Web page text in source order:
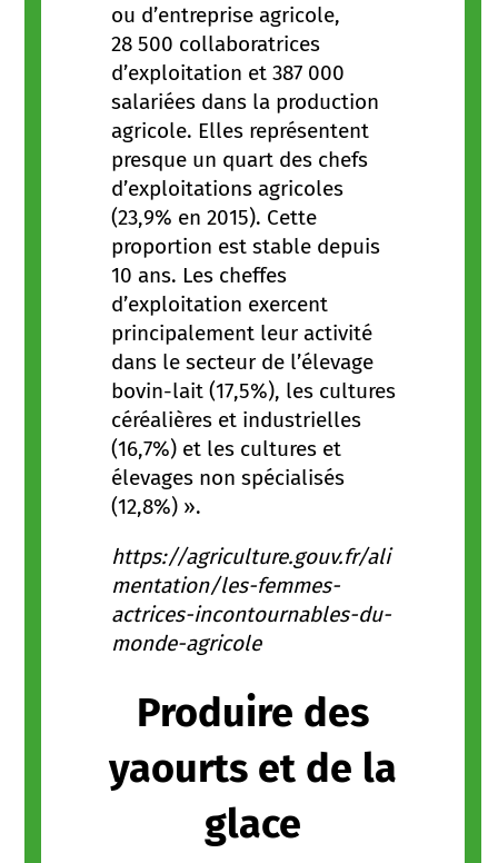
ou d’entreprise agricole,
28 500 collaboratrices
d’exploitation et 387 000
salariées dans la production
agricole. Elles représentent
presque un quart des chefs
d’exploitations agricoles
(23,9% en 2015). Cette
proportion est stable depuis
10 ans. Les cheffes
d’exploitation exercent
principalement leur activité
dans le secteur de l’élevage
bovin-lait (17,5%), les cultures
céréalières et industrielles
(16,7%) et les cultures et
élevages non spécialisés
(12,8%) ».
https://agriculture.gouv.fr/ali
mentation/les-femmes-
actrices-incontournables-du-
monde-agricole
Produire des
yaourts et de la
glace